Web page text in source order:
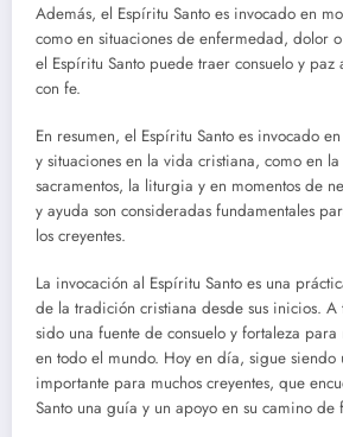
Además, el Espíritu Santo es invocado en
como en situaciones de enfermedad, dolor
el Espíritu Santo puede traer consuelo y paz
con fe.
En resumen, el Espíritu Santo es invocado
y situaciones en la vida cristiana, como en
sacramentos, la liturgia y en momentos de
y ayuda son consideradas fundamentales
los creyentes.
La invocación al Espíritu Santo es una
de la tradición cristiana desde sus inicios. A
sido una fuente de consuelo y fortaleza
en todo el mundo. Hoy en día, sigue siendo
importante para muchos creyentes, que
Santo una guía y un apoyo en su camino de